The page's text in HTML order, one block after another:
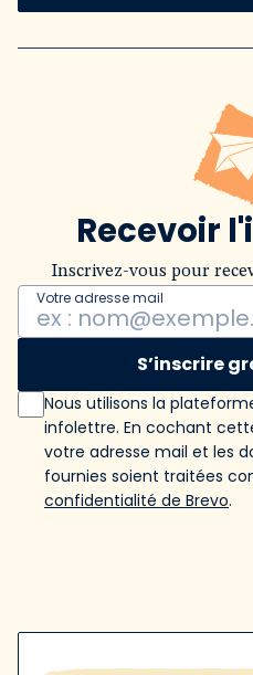
Recevoir
Inscrivez-vous pour
Votre adresse mail
S’inscrire
Nous utilisons la
infolettre. En cochant
votre adresse mail et les
fournies soient traitées
confidentialité de Brevo.